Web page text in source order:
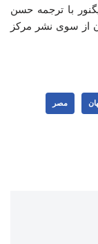
با ترجمه حسن
قیمت ۸۹۰ هزار تومان از سوی نشر مرکز
مصر